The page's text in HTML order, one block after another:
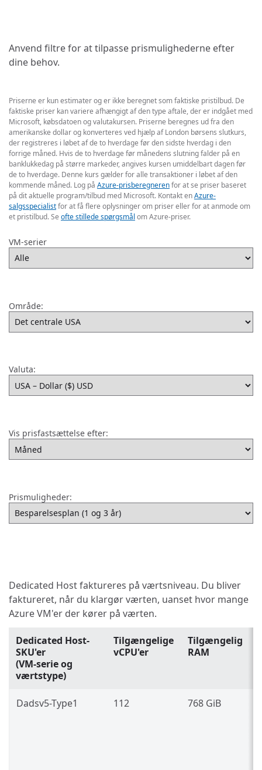
Anvend filtre for at tilpasse prismulighederne efter
dine behov.
Priserne er kun estimater og er ikke beregnet som faktiske pristilbud. De
faktiske priser kan variere afhængigt af den type aftale, der er indgået med
Microsoft, købsdatoen og valutakursen. Priserne beregnes ud fra den
amerikanske dollar og konverteres ved hjælp af London børsens slutkurs,
der registreres i løbet af de to hverdage før den sidste hverdag i den
forrige måned. Hvis de to hverdage før månedens slutning falder på en
banklukkedag på større markeder, angives kursen umiddelbart dagen før
de to hverdage. Denne kurs gælder for alle transaktioner i løbet af den
kommende måned. Log på Azure-prisberegnerenfor at se priser baseret
på dit aktuelle program/tilbud med Microsoft. Kontakt enAzure-
salgsspecialistfor at få flere oplysninger om priser eller for at anmode om
et pristilbud. Se ofte stillede spørgsmål om Azure-priser.
VM-serier
Område:
Valuta:
Vis prisfastsættelse efter:
Prismuligheder:
Dedicated Host faktureres på værtsniveau. Du bliver
faktureret, når du klargør værten, uanset hvor mange
Azure VM'er der kører på værten.
Dedicated Host-
SKU'er
(VM-serie og
værtstype)
Tilgængelige
vCPU'er
Tilgængelig
RAM
Dadsv5-Type1 112 768 GiB